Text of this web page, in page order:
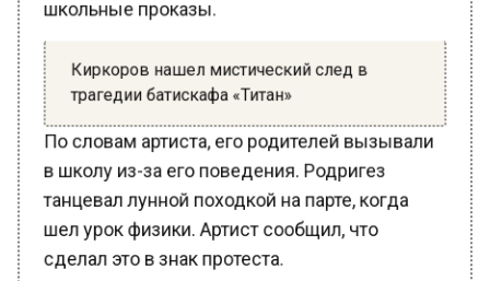
трагедии батискафа «Титан»
По словам артиста, его родителей вызывали
в школу из-за его поведения. Родригез
танцевал лунной походкой на парте, когда
шел урок физики. Артист сообщил, что
сделал это в знак протеста.